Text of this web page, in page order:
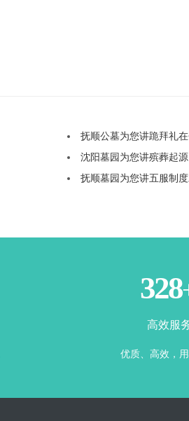
抚顺公墓为您讲跪拜礼
沈阳墓园为您讲殡葬起源
抚顺墓园为您讲五服制度
365
高效服
优质、高效，